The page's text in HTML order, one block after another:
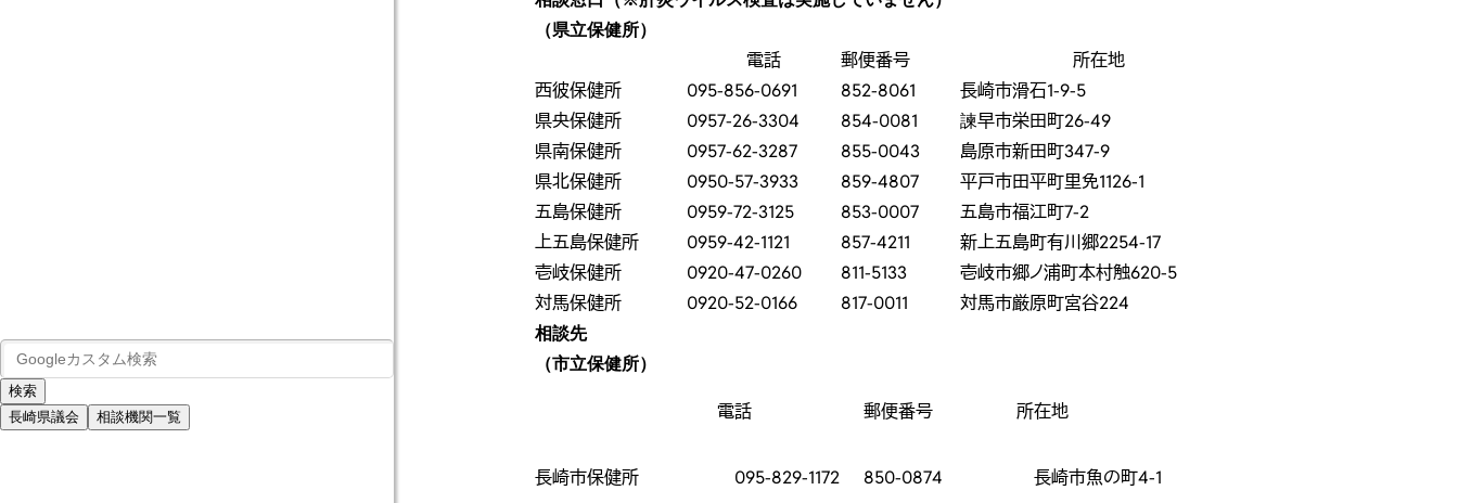
長崎県議会 相談機関一覧
（県立保健所）
電話 郵便番号
所在地
西彼保健所
095-856-0691 852-8061
長崎市滑石1-9-5
県央保健所
0957-26-3304 854-0081
諫早市栄田町26-49
県南保健所
0957-62-3287 855-0043
島原市新田町347-9
県北保健所
0950-57-3933 859-4807
平戸市田平町里免1126-1
五島保健所
0959-72-3125 853-0007
五島市福江町7-2
上五島保健所
0959-42-1121 857-4211
新上五島町有川郷2254-17
壱岐保健所
0920-47-0260 811-5133
壱岐市郷ノ浦町本村触620-5
対馬保健所
0920-52-0166 817-0011 対馬市厳原町宮谷224
相談先
（市立保健所）
電話 郵便番号 所在地
長崎市保健所 095-829-1172 850-0874 長崎市魚の町4-1